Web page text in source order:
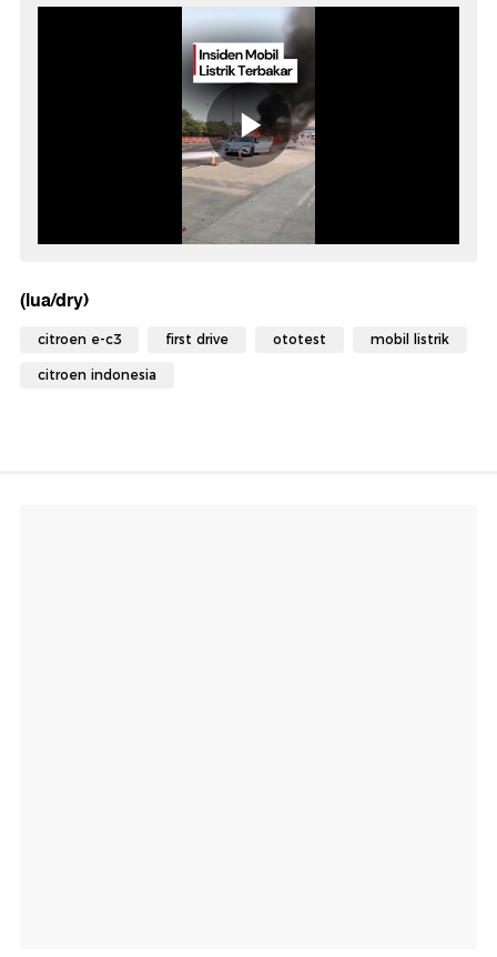
(lua/dry)
citroen e-c3 first drive ototest mobil listrik
citroen indonesia